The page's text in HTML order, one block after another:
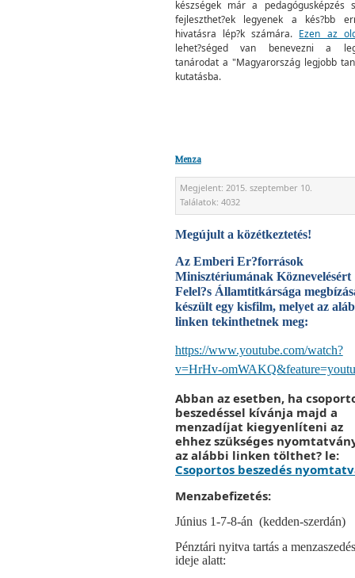
készségek már a pedagógusképzés
fejleszthet?ek legyenek a kés?bb
hivatásra lép?k számára. Ezen az
lehet?séged van benevezni a
tanárodat a "Magyarország legjobb
kutatásba.
Menza
Megjelent: 2015. szeptember 10.
Találatok: 4032
Megújult a közétkeztetés!
Az Emberi Er?források
Minisztériumának Köznevelésért
Felel?s Államtitkársága
készült egy kisfilm, melyet az
linken tekinthetnek meg:
https://www.youtube.com/watch?
v=HrHv-
Abban az esetben, ha
beszedéssel kívánja majd a
menzadíjat kiegyenlíteni az
ehhez szükséges
az alábbi linken tölthet? le:
Csoportos beszedés
Menzabefizetés:
Június 1-7-8-án (kedden-szerdán)
Pénztári nyitva tartás a menzaszedés
ideje alatt: